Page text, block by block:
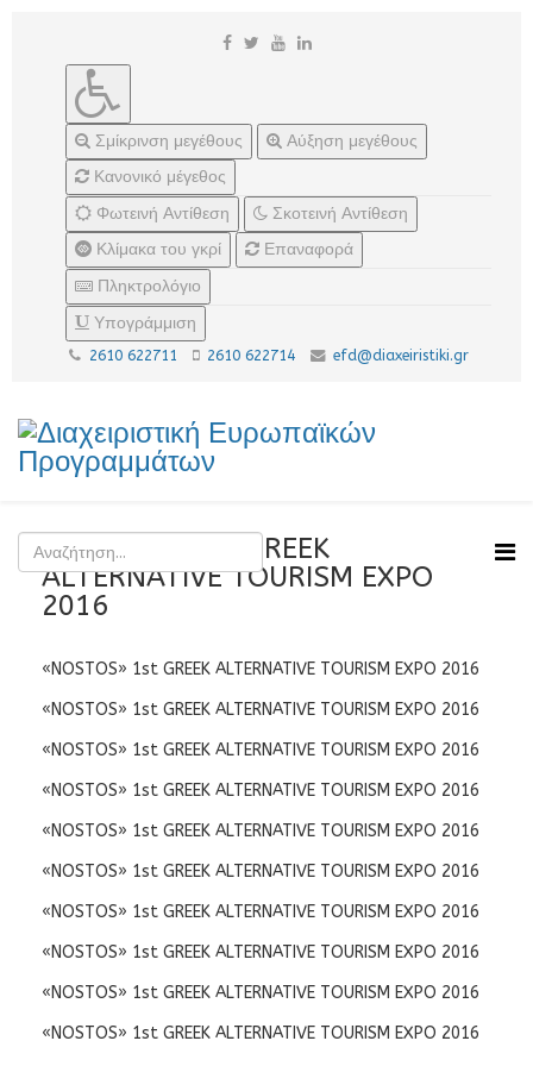
Σμίκρινση μεγέθους
Αύξηση μεγέθους
Κανονικό μέγεθος
Φωτεινή Αντίθεση
Σκοτεινή Αντίθεση
Κλίμακα του γκρί
Επαναφορά
Πληκτρολόγιο
Υπογράμμιση
2610 622711 2610 622714 efd@diaxeiristiki.gr
«NOSTOS» 1st GREEK
ALTERNATIVE TOURISM EXPO
2016
«NOSTOS» 1st GREEK ALTERNATIVE TOURISM EXPO 2016
«NOSTOS» 1st GREEK ALTERNATIVE TOURISM EXPO 2016
«NOSTOS» 1st GREEK ALTERNATIVE TOURISM EXPO 2016
«NOSTOS» 1st GREEK ALTERNATIVE TOURISM EXPO 2016
«NOSTOS» 1st GREEK ALTERNATIVE TOURISM EXPO 2016
«NOSTOS» 1st GREEK ALTERNATIVE TOURISM EXPO 2016
«NOSTOS» 1st GREEK ALTERNATIVE TOURISM EXPO 2016
«NOSTOS» 1st GREEK ALTERNATIVE TOURISM EXPO 2016
«NOSTOS» 1st GREEK ALTERNATIVE TOURISM EXPO 2016
«NOSTOS» 1st GREEK ALTERNATIVE TOURISM EXPO 2016